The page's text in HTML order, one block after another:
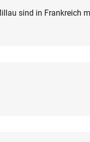
sind in Frankreich